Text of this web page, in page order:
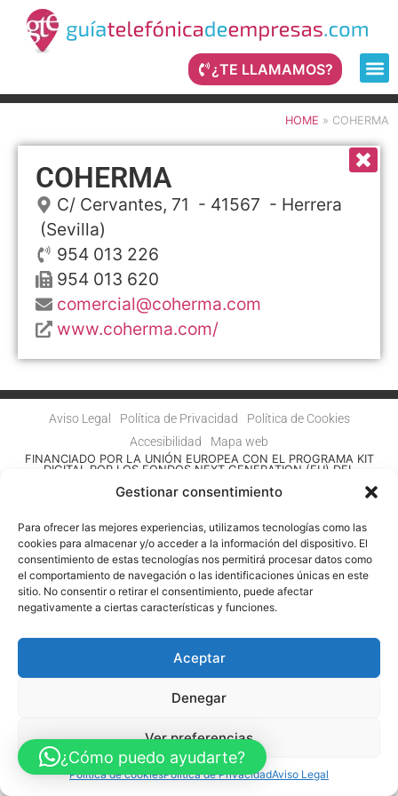
Gestionar consentimiento
Para ofrecer las mejores experiencias, utilizamos tecnologías como las
cookies para almacenar y/o acceder a la información del dispositivo. El
consentimiento de estas tecnologías nos permitirá procesar datos como
el comportamiento de navegación o las identificaciones únicas en este
sitio. No consentir o retirar el consentimiento, puede afectar
negativamente a ciertas características y funciones.
Aceptar
Denegar
Ver preferencias
Política de cookiesPolítica de PrivacidadAviso Legal
¿TE LLAMAMOS?
HOME » COHERMA
COHERMA
C/ Cervantes, 71 - 41567 - Herrera
(Sevilla)
954 013 226
954 013 620
comercial@coherma.com
www.coherma.com/
Aviso Legal Política de Privacidad
Política de Cookies
Accesibilidad
Mapa web
FINANCIADO POR LA UNIÓN EUROPEA CON EL PROGRAMA KIT
DIGITAL POR LOS FONDOS NEXT GENERATION (EU) DEL
© Guia Telefónica de Empresas – Todos los derechos reservados.
¿Cómo puedo ayudarte?